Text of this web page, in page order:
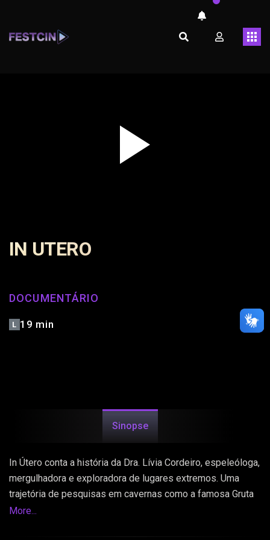
IN UTERO
DOCUMENTÁRIO
L 19 min
Sinopse
In Útero conta a história da Dra. Lívia Cordeiro, espeleóloga,
mergulhadora e exploradora de lugares extremos. Uma
trajetória de pesquisas em cavernas como a famosa Gruta
do Lago Azul em Bonito Mato Grosso do Sul descobrindo
More...